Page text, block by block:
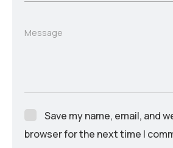
Message
Save my name, email, and
browser for the next time I